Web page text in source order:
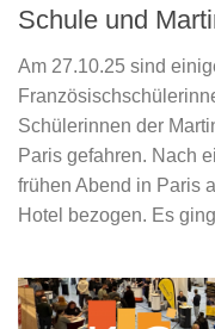
Schule und
Am 27.10.25 sind
Schülerinnen der
Paris gefahren. Nach
frühen Abend in Paris
Hotel bezogen. Es